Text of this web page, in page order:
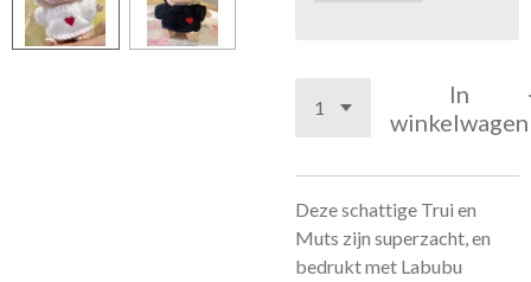
In
winkelwagen
Deze schattige Trui en
Muts zijn superzacht, en
bedrukt met Labubu